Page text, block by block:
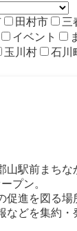
田村市 三
イベント
玉川村 石川
山駅前まち
プン。
促進を図る場
などを集約・